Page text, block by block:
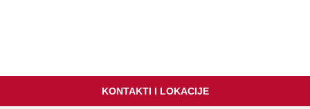
KONTAKTI I LOKACIJE